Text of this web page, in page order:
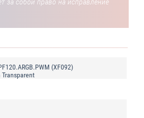
(XF092)
Transparent